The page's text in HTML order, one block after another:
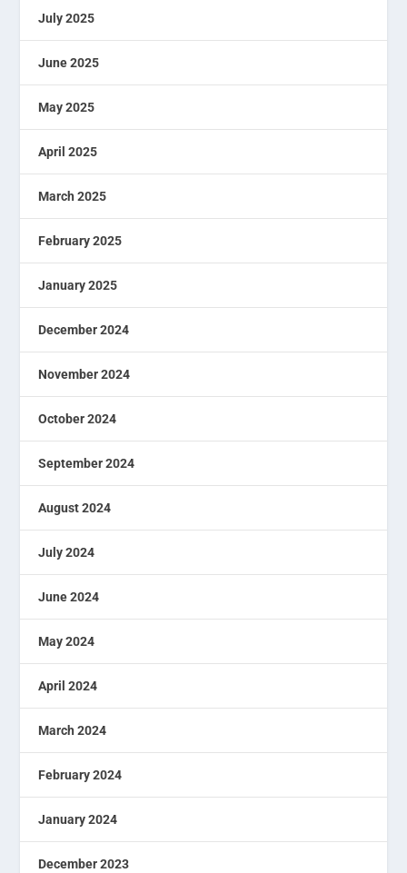
July 2025
June 2025
May 2025
April 2025
March 2025
February 2025
January 2025
December 2024
November 2024
October 2024
September 2024
August 2024
July 2024
June 2024
May 2024
April 2024
March 2024
February 2024
January 2024
December 2023